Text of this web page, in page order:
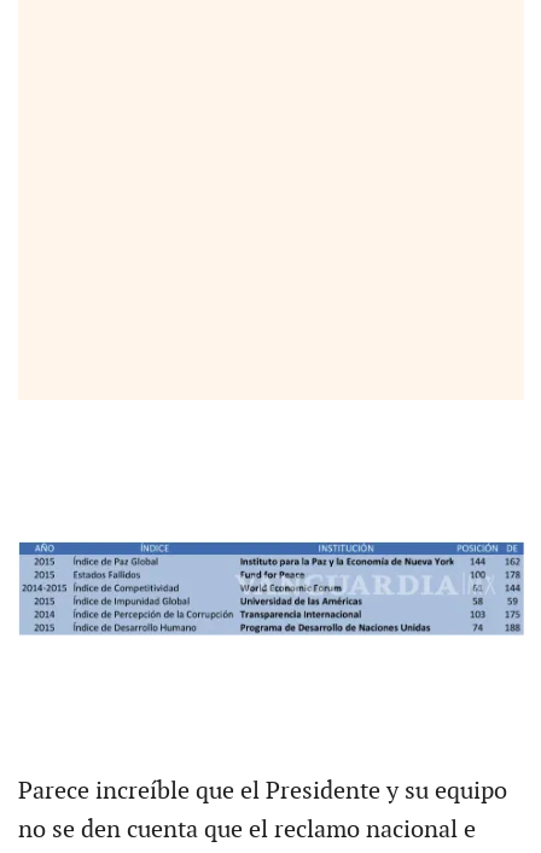
Parece increíble que el Presidente y su equipo
no se den cuenta que el reclamo nacional e